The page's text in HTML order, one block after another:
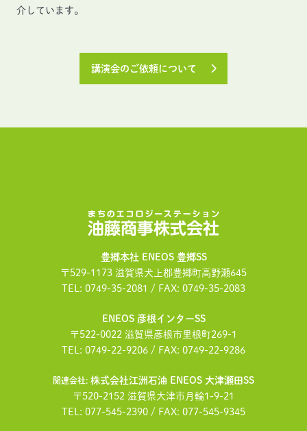
介しています。
講演会のご依頼について
豊郷本社 ENEOS 豊郷SS
〒529-1173 滋賀県犬上郡豊郷町高野瀬645
TEL: 0749-35-2081 / FAX: 0749-35-2083
ENEOS 彦根インターSS
〒522-0022 滋賀県彦根市里根町269-1
TEL: 0749-22-9206 / FAX: 0749-22-9286
関連会社: 株式会社江洲石油 ENEOS 大津瀬田SS
〒520-2152 滋賀県大津市月輪1-9-21
TEL: 077-545-2390 / FAX: 077-545-9345